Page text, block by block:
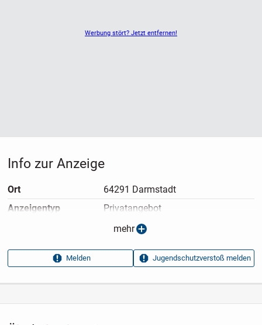
Werbung stört? Jetzt entfernen!
Info zur Anzeige
Ort
64291 Darmstadt
Anzeigen­typ
Privatangebot
25.04.2026
Anzeigen­kennung
7dd2260c
Aufrufe dieser
8
mehr
Melden Jugendschutzverstoß melden